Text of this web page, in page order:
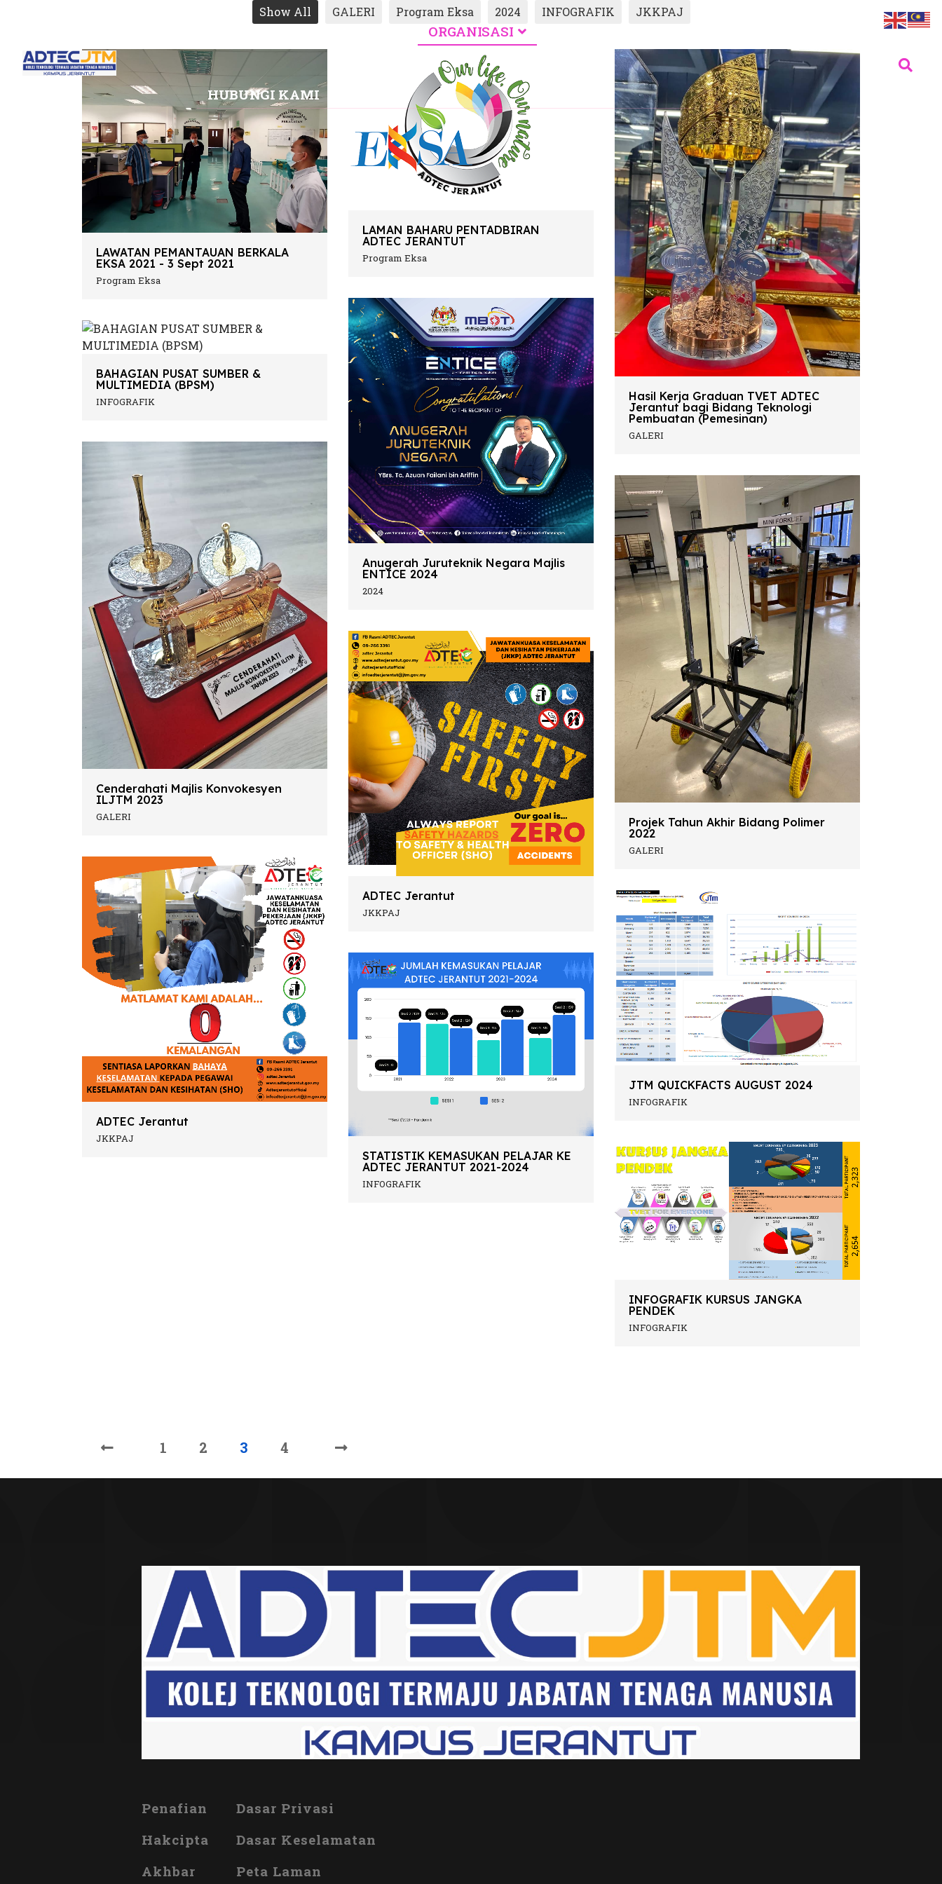
ORGANISASI
HUBUNGI KAMI
Show All GALERI Program Eksa 2024 INFOGRAFIK JKKPAJ
LAWATAN PEMANTAUAN BERKALA
EKSA 2021 - 3 Sept 2021
Program Eksa
LAMAN BAHARU PENTADBIRAN
ADTEC JERANTUT
Program Eksa
Hasil Kerja Graduan TVET ADTEC
Jerantut bagi Bidang Teknologi
Pembuatan (Pemesinan)
GALERI
Anugerah Juruteknik Negara Majlis
ENTICE 2024
2024
BAHAGIAN PUSAT SUMBER &
MULTIMEDIA (BPSM)
INFOGRAFIK
Cenderahati Majlis Konvokesyen
ILJTM 2023
GALERI
Projek Tahun Akhir Bidang Polimer
2022
GALERI
ADTEC Jerantut
JKKPAJ
ADTEC Jerantut
JKKPAJ
JTM QUICKFACTS AUGUST 2024
INFOGRAFIK
STATISTIK KEMASUKAN PELAJAR KE
ADTEC JERANTUT 2021-2024
INFOGRAFIK
INFOGRAFIK KURSUS JANGKA
PENDEK
INFOGRAFIK
1 2 3 4
Penafian
Dasar Privasi
Hakcipta
Dasar Keselamatan
Akhbar
Peta Laman